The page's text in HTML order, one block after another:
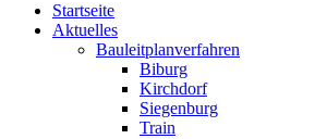
Startseite
Aktuelles
Bauleitplanverfahren
Biburg
Kirchdorf
Siegenburg
Train